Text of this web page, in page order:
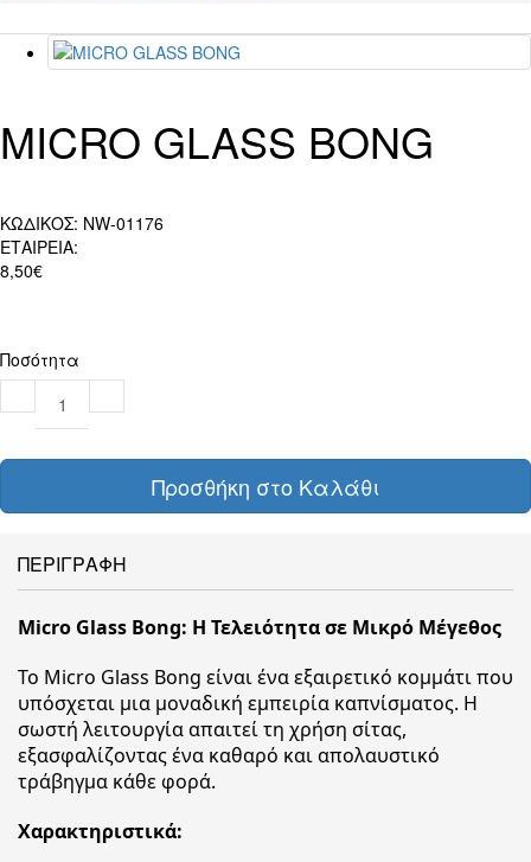
MICRO GLASS BONG
ΚΩΔΙΚΟΣ: NW-01176
ΕΤΑΙΡΕΙΑ:
8,50€
Ποσότητα
Προσθήκη στο Καλάθι
ΠΕΡΙΓΡΑΦΗ
Micro Glass Bong: Η Τελειότητα σε Μικρό Μέγεθος
Το Micro Glass Bong είναι ένα εξαιρετικό κομμάτι που
υπόσχεται μια μοναδική εμπειρία καπνίσματος. Η
σωστή λειτουργία απαιτεί τη χρήση σίτας,
εξασφαλίζοντας ένα καθαρό και απολαυστικό
τράβηγμα κάθε φορά.
Χαρακτηριστικά: